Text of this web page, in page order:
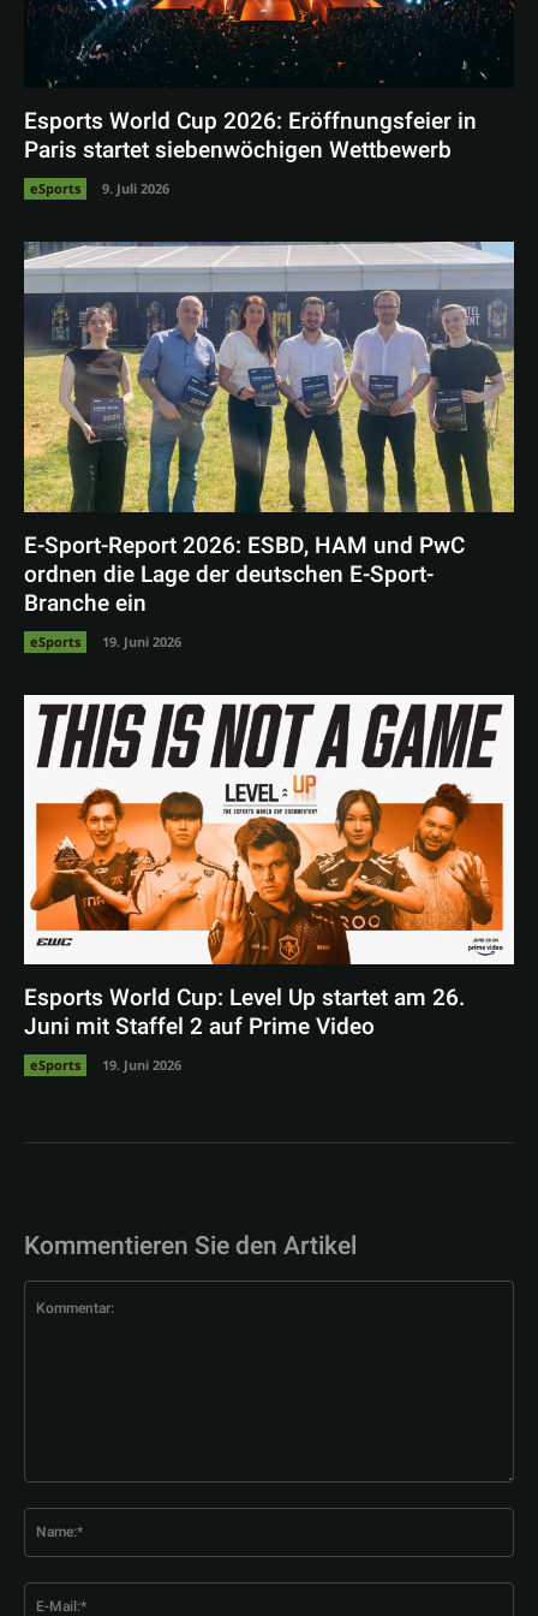
Esports World Cup 2026: Eröffnungsfeier in
Paris startet siebenwöchigen Wettbewerb
eSports 9. Juli 2026
E-Sport-Report 2026: ESBD, HAM und PwC
ordnen die Lage der deutschen E-Sport-
Branche ein
eSports 19. Juni 2026
Esports World Cup: Level Up startet am 26.
Juni mit Staffel 2 auf Prime Video
eSports 19. Juni 2026
Kommentieren Sie den Artikel